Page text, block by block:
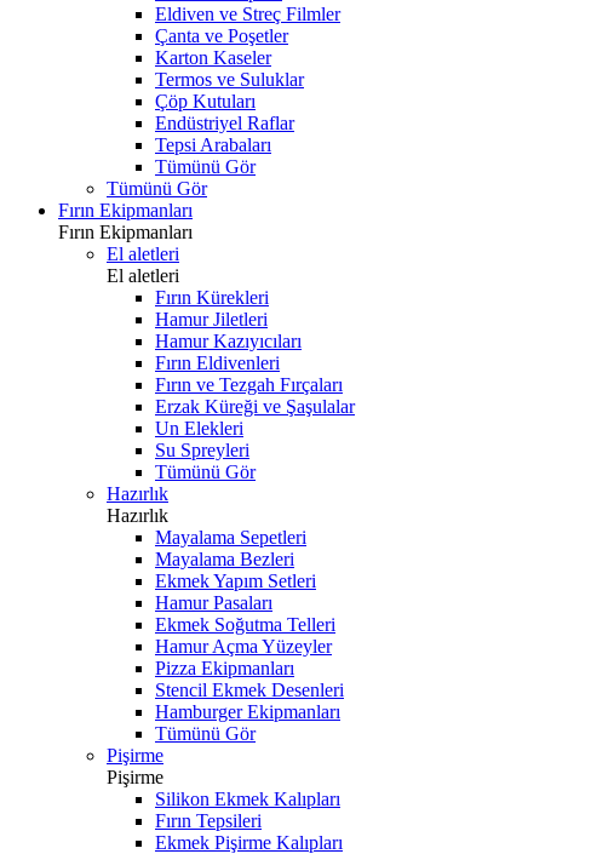
Eldiven ve Streç Filmler
Çanta ve Poşetler
Karton Kaseler
Termos ve Suluklar
Çöp Kutuları
Endüstriyel Raflar
Tepsi Arabaları
Tümünü Gör
Tümünü Gör
Fırın Ekipmanları
Fırın Ekipmanları
El aletleri
El aletleri
Fırın Kürekleri
Hamur Jiletleri
Hamur Kazıyıcıları
Fırın Eldivenleri
Fırın ve Tezgah Fırçaları
Erzak Küreği ve Şaşulalar
Un Elekleri
Su Spreyleri
Tümünü Gör
Hazırlık
Hazırlık
Mayalama Sepetleri
Mayalama Bezleri
Ekmek Yapım Setleri
Hamur Pasaları
Ekmek Soğutma Telleri
Hamur Açma Yüzeyler
Pizza Ekipmanları
Stencil Ekmek Desenleri
Hamburger Ekipmanları
Tümünü Gör
Pişirme
Pişirme
Silikon Ekmek Kalıpları
Fırın Tepsileri
Ekmek Pişirme Kalıpları